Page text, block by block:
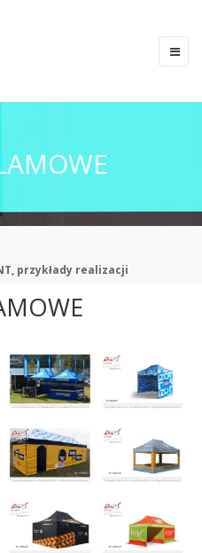
przykłady realizacji